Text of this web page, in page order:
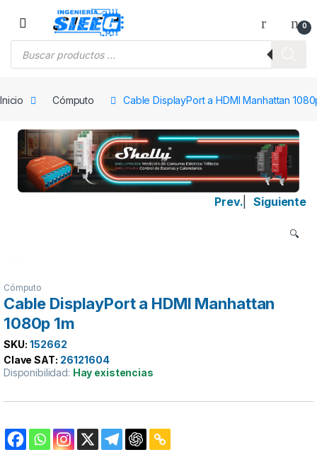
Saltar a la navegación
Saltar al contenido
0
Inicio Cómputo Cable DisplayPort a HDMI Manhattan
Prev. Siguiente
🔍
Cómputo
Cable DisplayPort a HDMI Manhattan
1080p 1m
SKU: 152662
Clave SAT: 26121604
Disponibilidad: Hay existencias